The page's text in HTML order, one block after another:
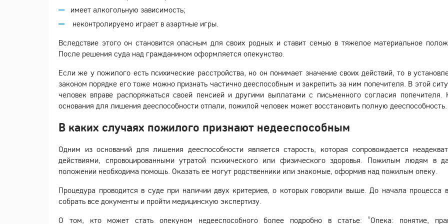
имеет алкогольную зависимость;
неконтролируемо играет в азартные игры.
Вследствие этого он становится опасным для своих родных и ставит семью в тяжелое материальное
После решения суда над гражданином оформляется опекунство.
Если же у пожилого есть психические расстройства, но он понимает значение своих действий, то в
законом порядке его тоже можно признать частично дееспособным и закрепить за ним попечителя. В этой
человек вправе распоряжаться своей пенсией и другими выплатами с письменного согласия попечителя.
основания для лишения дееспособности отпали, пожилой человек может восстановить полную дееспособность.
В каких случаях пожилого признают недееспособным
Одним из оснований для лишения дееспособности является старость, которая сопровождается
действиями, спровоцированными утратой психического или физического здоровья. Пожилым людям в
положении необходима помощь. Оказать ее могут родственники или знакомые, оформив над пожилым опеку.
Процедура проводится в суде при наличии двух критериев, о которых говорили выше. До начала процесса
собрать все документы и пройти медицинскую экспертизу.
О том, кто может стать опекуном недееспособного более подробно в статье: “Опека: понятие,